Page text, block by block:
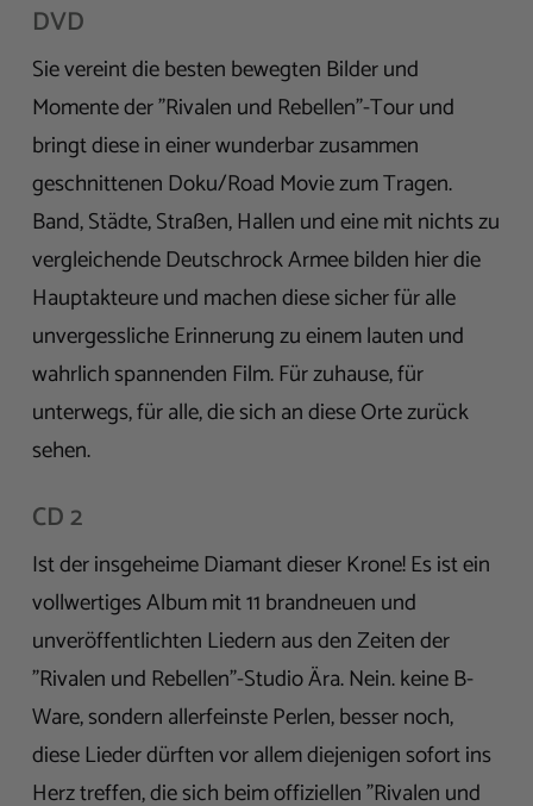
DVD
Sie vereint die besten bewegten Bilder und
Momente der "Rivalen und Rebellen"-Tour und
bringt diese in einer wunderbar zusammen
geschnittenen Doku/Road Movie zum Tragen.
Band, Städte, Straßen, Hallen und eine mit nichts zu
vergleichende Deutschrock Armee bilden hier die
Hauptakteure und machen diese sicher für alle
unvergessliche Erinnerung zu einem lauten und
wahrlich spannenden Film. Für zuhause, für
unterwegs, für alle, die sich an diese Orte zurück
sehen.
CD 2
Ist der insgeheime Diamant dieser Krone! Es ist ein
vollwertiges Album mit 11 brandneuen und
unveröffentlichten Liedern aus den Zeiten der
"Rivalen und Rebellen"-Studio Ära. Nein. keine B-
Ware, sondern allerfeinste Perlen, besser noch,
diese Lieder dürften vor allem diejenigen sofort ins
Herz treffen, die sich beim offiziellen "Rivalen und